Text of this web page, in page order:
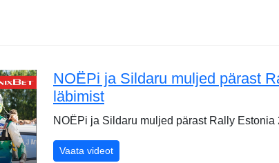
NOËPi ja Sildaru muljed pärast
läbimist
NOËPi ja Sildaru muljed pärast Rally
Vaata videotNOËPi ja Sildaru muljed pärast Rally